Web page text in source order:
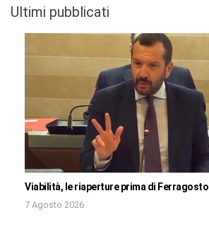
Ultimi pubblicati
Viabilità, le riaperture prima di Ferragosto
7 Agosto 2026